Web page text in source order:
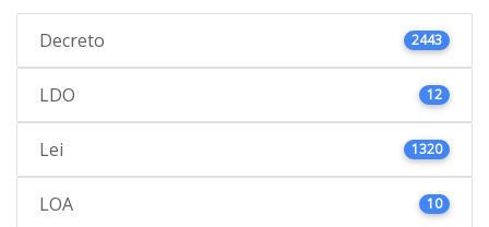
Decreto 2443
LDO 12
Lei 1320
LOA 10